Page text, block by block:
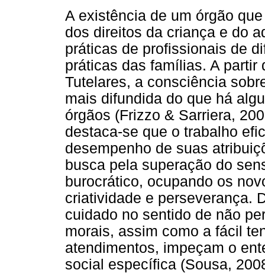
A existência de um órgão
dos direitos da criança e do
práticas de profissionais de
práticas das famílias. A
Tutelares, a consciência
mais difundida do que há
órgãos (Frizzo & Sarriera,
destaca-se que o trabalho
desempenho de suas
busca pela superação do
burocrático, ocupando os
criatividade e perseverança.
cuidado no sentido de não
morais, assim como a fácil
atendimentos, impeçam o
social específica (Sousa,